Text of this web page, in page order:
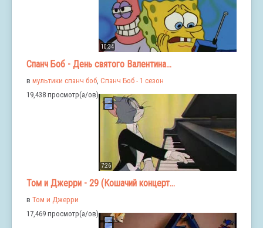
10:34
Спанч Боб - День святого Валентина...
в мультики спанч боб, Спанч Боб - 1 сезон
19,438 просмотр(а/ов)
7:26
Том и Джерри - 29 (Кошачий концерт...
в Том и Джерри
17,469 просмотр(а/ов)